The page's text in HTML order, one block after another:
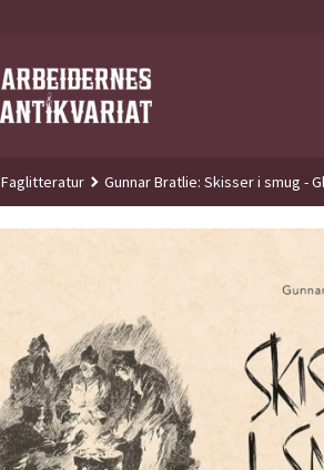
Faglitteratur Gunnar Bratlie: Skisser i smug -